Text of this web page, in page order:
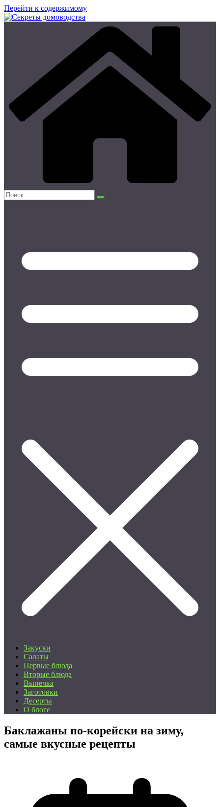
Перейти к содержимому
Закуски
Салаты
Первые блюда
Вторые блюда
Выпечка
Заготовки
Десерты
О блоге
Баклажаны по-корейски на зиму,
самые вкусные рецепты